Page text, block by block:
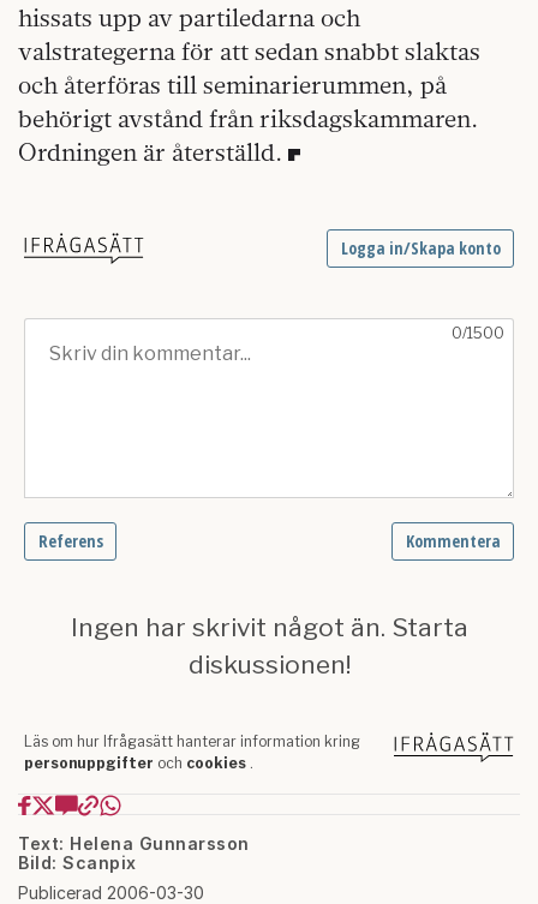
hissats upp av partiledarna och
valstrategerna för att sedan snabbt slaktas
och återföras till seminarierummen, på
behörigt avstånd från riksdagskammaren.
Ordningen är återställd.
Text: Helena Gunnarsson
Bild: Scanpix
Publicerad 2006-03-30